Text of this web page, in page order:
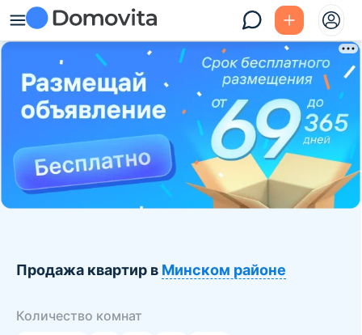
Продажа квартир в Минском районе
Количество комнат